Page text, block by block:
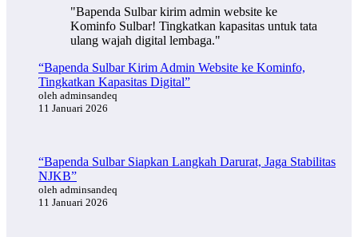
"Bapenda Sulbar kirim admin website ke
Kominfo Sulbar! Tingkatkan kapasitas untuk tata
ulang wajah digital lembaga."
“Bapenda Sulbar Kirim Admin Website ke Kominfo,
Tingkatkan Kapasitas Digital”
oleh adminsandeq
11 Januari 2026
“Bapenda Sulbar Siapkan Langkah Darurat, Jaga Stabilitas
NJKB”
oleh adminsandeq
11 Januari 2026